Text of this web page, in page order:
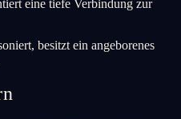
eine tiefe Verbindung zur
besitzt ein angeborenes